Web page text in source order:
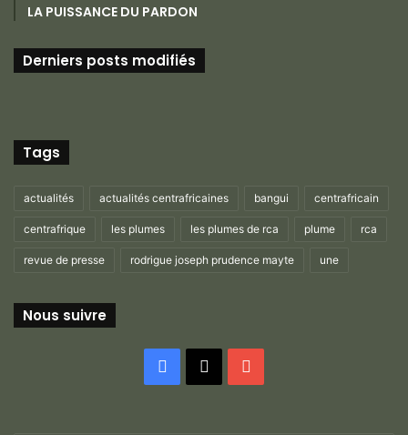
LA PUISSANCE DU PARDON
Derniers posts modifiés
Tags
actualités actualités centrafricaines bangui centrafricain
centrafrique les plumes les plumes de rca plume rca
revue de presse rodrigue joseph prudence mayte une
Nous suivre
Facebook